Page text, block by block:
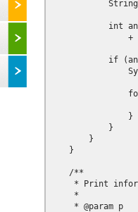
int
+
if
                }
            }
        }
    }
    /**
* Print
     *
     * @param p